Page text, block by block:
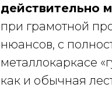
действительно
при грамотной
нюансов, с
металлокаркасе
как и обычная